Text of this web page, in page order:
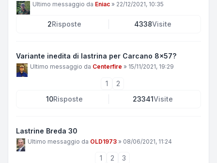
Ultimo messaggio da Eniac » 22/12/2021, 10:35
2Risposte 4338Visite
Variante inedita di lastrina per Carcano 8x57?
Ultimo messaggio da Centerfire » 15/11/2021, 19:29
1
2
10Risposte 23341Visite
Lastrine Breda 30
Ultimo messaggio da OLD1973 » 08/06/2021, 11:24
1 2
3